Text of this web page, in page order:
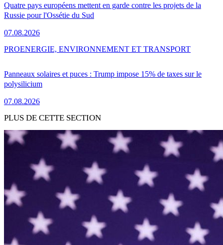
Quatre pays européens mettent en garde contre les projets de la
Russie pour l'Ossétie du Sud
07.08.2026
Panneaux solaires et puces : Trump impose 15% de taxes sur le
polysilicium
07.08.2026
PROENERGIE, ENVIRONNEMENT ET TRANSPORT
PLUS DE CETTE SECTION